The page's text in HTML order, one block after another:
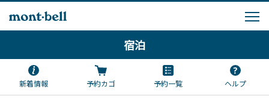
宿泊
新着情報 予約カゴ 予約一覧 ヘルプ